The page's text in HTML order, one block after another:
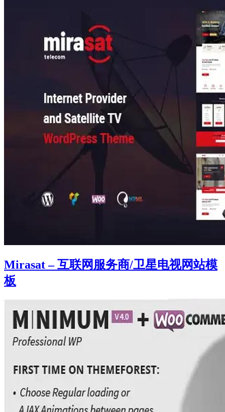
Mirasat – 互联网服务商/卫星电视网站模
板